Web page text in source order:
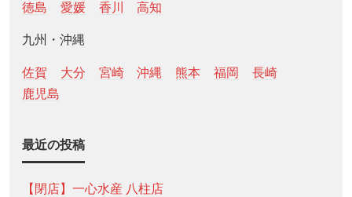
徳島 愛媛 香川 高知
九州・沖縄
佐賀 大分 宮崎 沖縄 熊本 福岡
長崎
鹿児島
最近の投稿
【閉店】一心水産 八柱店